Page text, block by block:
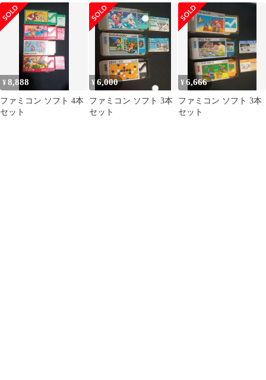
大空に賭ける スーパー
ファミコン
¥8,888
ファミコン ソフト 4本
セット
¥6,000
ファミコン ソフト 3本
セット
¥6,666
ファミコン ソフト 3本
セット